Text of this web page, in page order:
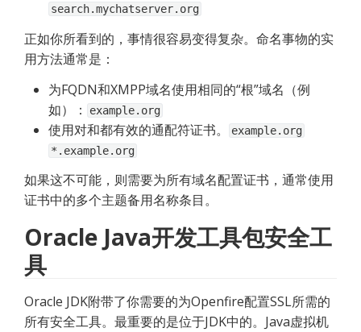
search.mychatserver.org
正如你所看到的，事情很容易变得复杂。命名事物的实
用方法通常是：
为FQDN和XMPP域名使用相同的“根”域名（例
如）：
example.org
使用对和都有效的通配符证书。
example.org
*.example.org
如果这不可能，则需要为所有域名配置证书，通常使用
证书中的多个主题备用名称条目。
Oracle Java开发工具包安全工
具
Oracle JDK附带了你需要的为Openfire配置SSL所需的
所有安全工具。最重要的是位于JDK中的。Java虚拟机